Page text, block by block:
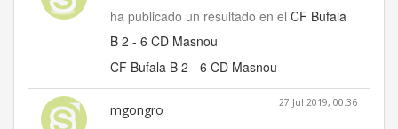
ha publicado un resultado en el CF Bufala
B 2 - 6 CD Masnou
CF Bufala B 2 - 6 CD Masnou
mgongro 27 Jul 2019, 00:36